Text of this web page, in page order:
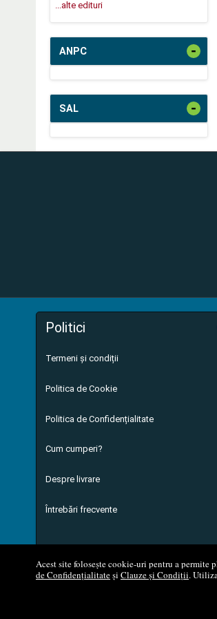
Acest site folosește cookie-uri pentru a permite
de Confidențialitateși Clauze și Condiții.
...alte edituri
ANPC -
SAL -
Politici
Termeni și condiții
Politica de Cookie
Politica de Confidențialitate
Cum cumperi?
Despre livrare
Întrebări frecvente